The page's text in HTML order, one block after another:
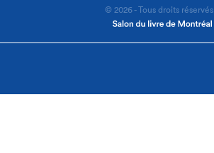
© 2026 - Tous droits réservés